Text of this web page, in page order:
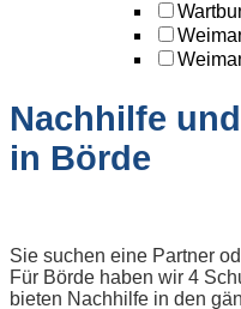
Nachhilfe
in Börde
Sie suchen eine Partner
Für Börde haben wir 4
bieten Nachhilfe in den